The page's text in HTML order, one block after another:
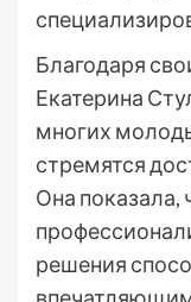
Благодаря
Екатерина
многих
стремятся
Она показала,
решения